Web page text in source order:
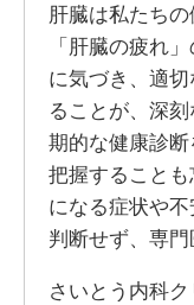
肝臓は私たちの
「肝臓の疲れ
に気づき、適
ることが、深
期的な健康診
把握すること
になる症状や
判断せず、専門
さいとう内科